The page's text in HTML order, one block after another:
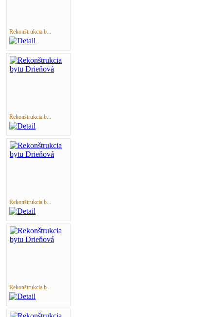
Rekonštrukcia b...
Rekonštrukcia b...
Rekonštrukcia b...
Rekonštrukcia b...